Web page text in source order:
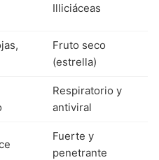
Illiciáceas
Fruto seco
(estrella)
Respiratorio y
antiviral
Fuerte y
penetrante